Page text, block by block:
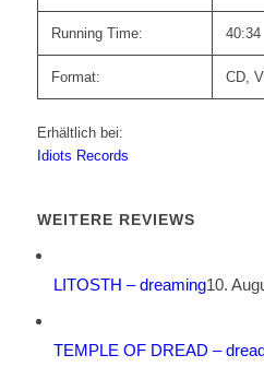
Running Time: 40:34
Format: CD,
Erhältlich bei:
Idiots Records
WEITERE REVIEWS
LITOSTH – dreaming10.
TEMPLE OF DREAD –